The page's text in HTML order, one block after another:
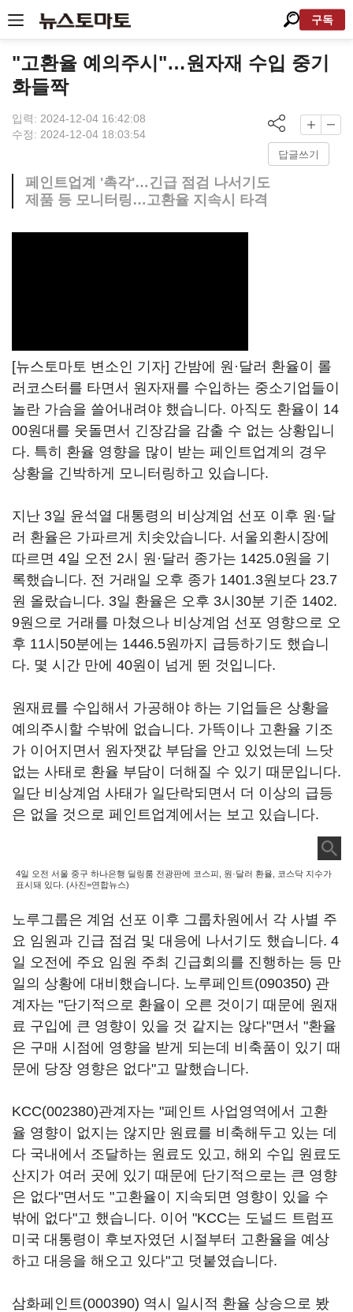
구독
"고환율 예의주시"…원자재 수입 중기
화들짝
입력: 2024-12-04 16:42:08
수정: 2024-12-04 18:03:54
답글쓰기
페인트업계 '촉각'…긴급 점검 나서기도
제품 등 모니터링…고환율 지속시 타격
[뉴스토마토 변소인 기자] 간밤에 원·달러 환율이 롤
러코스터를 타면서 원자재를 수입하는 중소기업들이
놀란 가슴을 쓸어내려야 했습니다. 아직도 환율이 14
00원대를 웃돌면서 긴장감을 감출 수 없는 상황입니
다. 특히 환율 영향을 많이 받는 페인트업계의 경우
상황을 긴박하게 모니터링하고 있습니다.
지난 3일 윤석열 대통령의 비상계엄 선포 이후 원·달
러 환율은 가파르게 치솟았습니다. 서울외환시장에
따르면 4일 오전 2시 원·달러 종가는 1425.0원을 기
록했습니다. 전 거래일 오후 종가 1401.3원보다 23.7
원 올랐습니다. 3일 환율은 오후 3시30분 기준 1402.
9원으로 거래를 마쳤으나 비상계엄 선포 영향으로 오
후 11시50분에는 1446.5원까지 급등하기도 했습니
다. 몇 시간 만에 40원이 넘게 뛴 것입니다.
원재료를 수입해서 가공해야 하는 기업들은 상황을
예의주시할 수밖에 없습니다. 가뜩이나 고환율 기조
가 이어지면서 원자잿값 부담을 안고 있었는데 느닷
없는 사태로 환율 부담이 더해질 수 있기 때문입니다.
일단 비상계엄 사태가 일단락되면서 더 이상의 급등
은 없을 것으로 페인트업계에서는 보고 있습니다.
4일 오전 서울 중구 하나은행 딜링룸 전광판에 코스피, 원·달러 환율, 코스닥 지수가
표시돼 있다. (사진=연합뉴스)
노루그룹은 계엄 선포 이후 그룹차원에서 각 사별 주
요 임원과 긴급 점검 및 대응에 나서기도 했습니다. 4
일 오전에 주요 임원 주최 긴급회의를 진행하는 등 만
일의 상황에 대비했습니다. 노루페인트(090350) 관
계자는 "단기적으로 환율이 오른 것이기 때문에 원재
료 구입에 큰 영향이 있을 것 같지는 않다"면서 "환율
은 구매 시점에 영향을 받게 되는데 비축품이 있기 때
문에 당장 영향은 없다"고 말했습니다.
KCC(002380)관계자는 "페인트 사업영역에서 고환
율 영향이 없지는 않지만 원료를 비축해두고 있는 데
다 국내에서 조달하는 원료도 있고, 해외 수입 원료도
산지가 여러 곳에 있기 때문에 단기적으로는 큰 영향
은 없다"면서도 "고환율이 지속되면 영향이 있을 수
밖에 없다"고 했습니다. 이어 "KCC는 도널드 트럼프
미국 대통령이 후보자였던 시절부터 고환율을 예상
하고 대응을 해오고 있다"고 덧붙였습니다.
삼화페인트(000390) 역시 일시적 환율 상승으로 봤